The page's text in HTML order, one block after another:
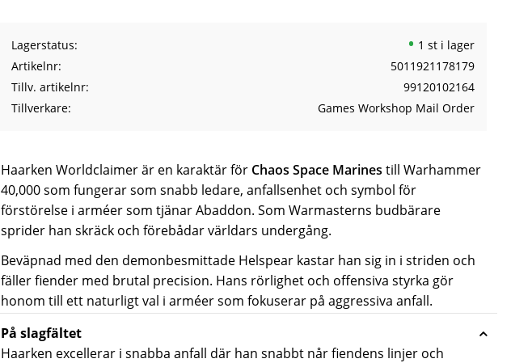
Lagerstatus
1 st i lager
Artikelnr
5011921178179
Tillv. artikelnr
99120102164
Tillverkare
Games Workshop Mail Order
Haarken Worldclaimer är en karaktär för Chaos Space Marines till Warhammer
40,000 som fungerar som snabb ledare, anfallsenhet och symbol för
förstörelse i arméer som tjänar Abaddon. Som Warmasterns budbärare
sprider han skräck och förebådar världars undergång.
Beväpnad med den demonbesmittade Helspear kastar han sig in i striden och
fäller fiender med brutal precision. Hans rörlighet och offensiva styrka gör
honom till ett naturligt val i arméer som fokuserar på aggressiva anfall.
På slagfältet
Haarken excellerar i snabba anfall där han snabbt når fiendens linjer och